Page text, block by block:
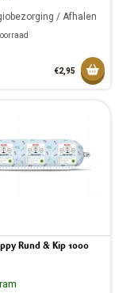
toevoegen
/ Afhalen
€2,95
Rund & Kip 1000